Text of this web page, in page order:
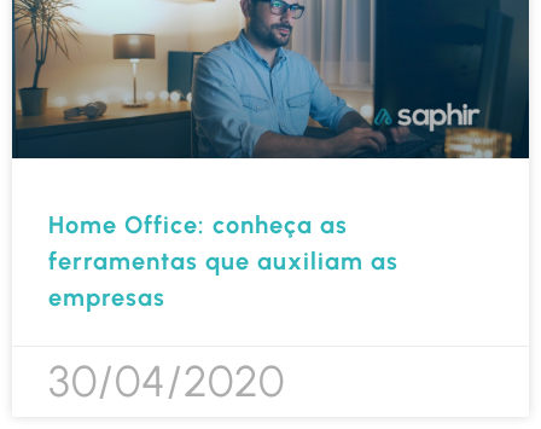
Home Office: conheça as
ferramentas que auxiliam as
empresas
30/04/2020